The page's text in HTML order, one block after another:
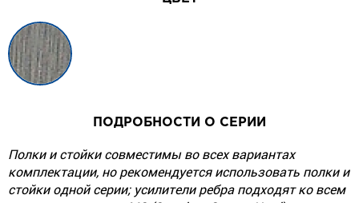
ПОДРОБНОСТИ О СЕРИИ
Полки и стойки совместимы во всех вариантах
комплектации, но рекомендуется использовать полки и
стойки одной серии; усилители ребра подходят ко всем